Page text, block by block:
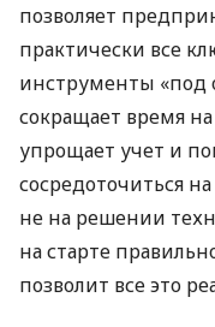
позволяет
практически все
инструменты «под
сокращает время
упрощает учет и
сосредоточиться
не на решении
на старте
позволит все это